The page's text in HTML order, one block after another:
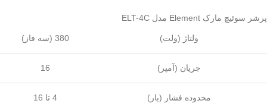
پرشر سوئیچ مارک Element مدل ELT-4C
ولتاژ (ولت) 380 (سه فاز)
جریان (آمپر) 16
محدوده فشار (بار) 4 تا 16